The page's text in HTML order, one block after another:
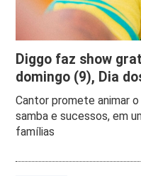
Diggo faz show
domingo (9), Dia
Cantor promete animar
samba e sucessos, em
famílias